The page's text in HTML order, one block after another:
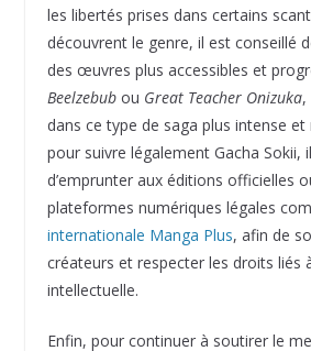
les libertés prises dans certains
découvrent le genre, il est conseillé
des œuvres plus accessibles et
Beelzebubou Great Teacher Onizuka,
dans ce type de saga plus intense et
pour suivre légalement Gacha Sokii,
d’emprunter aux éditions officielles
plateformes numériques légales
internationale Manga Plus, afin de
créateurs et respecter les droits liés
intellectuelle.
Enfin, pour continuer à soutirer le